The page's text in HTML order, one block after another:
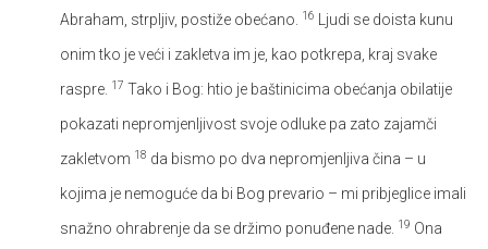
Abraham, strpljiv, postiže obećano.
16
Ljudi se doista kunu
onim tko je veći i zakletva im je, kao potkrepa, kraj svake
raspre. 17 Tako i Bog: htio je baštinicima obećanja obilatije
pokazati nepromjenljivost svoje odluke pa zato zajamči
zakletvom 18 da bismo po dva nepromjenljiva čina – u
kojima je nemoguće da bi Bog prevario – mi pribjeglice imali
snažno ohrabrenje da se držimo ponuđene nade. 19 Ona